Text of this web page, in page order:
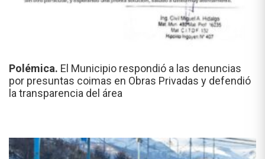
Polémica. El Municipio respondió a las denuncias
por presuntas coimas en Obras Privadas y defendió
la transparencia del área